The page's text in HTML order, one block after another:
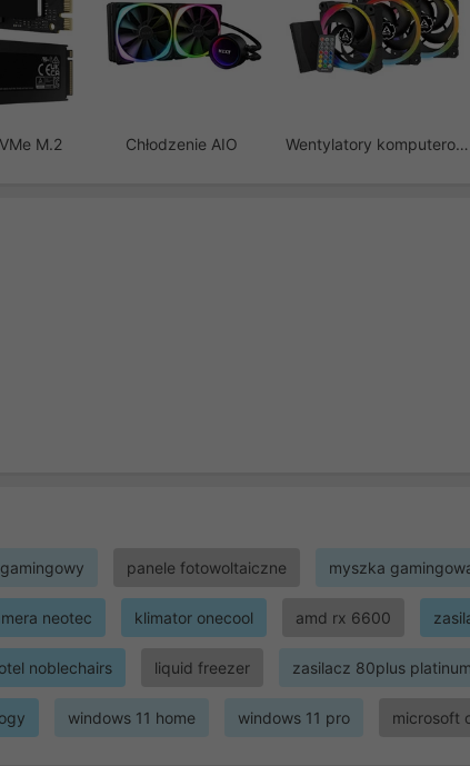
M.2 Chłodzenie AIO Wentylatory komputerowe
panele fotowoltaiczne myszka
neotec klimator onecool amd rx 6600
noblechairs liquid freezer zasilacz 80plus platinum
windows 11 home windows 11 pro microsoft